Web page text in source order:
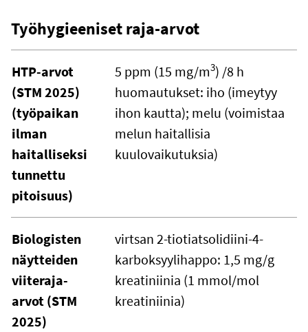
Työhygieeniset raja-arvot
HTP-arvot
(STM 2025)
(työpaikan
ilman
haitalliseksi
tunnettu
pitoisuus)
5 ppm (15 mg/m3) /8 h
huomautukset: iho (imeytyy
ihon kautta); melu (voimistaa
melun haitallisia
kuulovaikutuksia)
Biologisten
näytteiden
viiteraja-
arvot (STM
2025)
virtsan 2-tiotiatsolidiini-4-
karboksyylihappo: 1,5 mg/g
kreatiniinia (1 mmol/mol
kreatiniinia)